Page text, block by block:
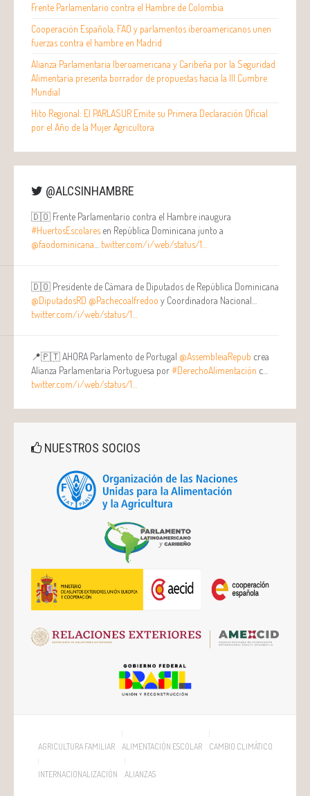
Frente Parlamentario contra el Hambre de Colombia
Cooperación Española, FAO y parlamentos iberoamericanos unen
fuerzas contra el hambre en Madrid
Alianza Parlamentaria Iberoamericana y Caribeña por la Seguridad
Alimentaria presenta borrador de propuestas hacia la III Cumbre
Mundial
Hito Regional: El PARLASUR Emite su Primera Declaración Oficial
por el Año de la Mujer Agricultora
@ALCSINHAMBRE
🇩🇴 Frente Parlamentario contra el Hambre inaugura
#HuertosEscolares en República Dominicana junto a
@faodominicana
twitter.com/i/web/status/1…
🇩🇴 Presidente de Cámara de Diputados de República Dominicana
@DiputadosRD @Pachecoalfredoo y Coordinadora Nacional…
twitter.com/i/web/status/1…
📍🇵🇹 AHORA Parlamento de Portugal @AssembleiaRepub crea
Alianza Parlamentaria Portuguesa por#DerechoAlimentación c…
twitter.com/i/web/status/1…
NUESTROS SOCIOS
AGRICULTURA FAMILIAR ALIMENTACIÓN ESCOLAR CAMBIO CLIMÁTICO
INTERNACIONALIZACIÓN ALIANZAS